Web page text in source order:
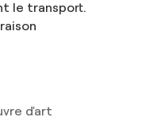
le transport.
d'art